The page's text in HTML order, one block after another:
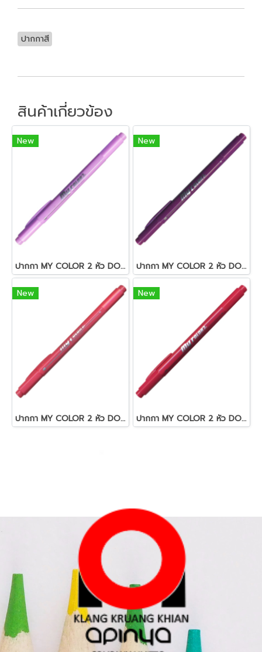
ปากกาสี
สินค้าเกี่ยวข้อง
New
ปากกา MY COLOR 2 หัว DONG-A NO MC2.56 สีม่วงอมชมพูอ่อน
New
ปากกา MY COLOR 2 หัว DONG-A NO MC2.23 สีม่วง
New
ปากกา MY COLOR 2 หัว DONG-A NO MC2.62 สีชมพู
New
ปากกา MY COLOR 2 หัว DONG-A NO MC2.72 สีชมพูอมแดง